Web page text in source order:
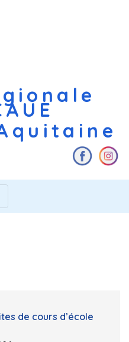
de cours d’école